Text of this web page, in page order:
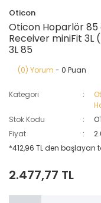
Oticon
Oticon Hoparlör 85
Receiver miniFit 3L
3L 85
(0) Yorum - 0 Puan
Kategori
Stok Kodu
Fiyat
*412,96 TL den başlayan
2.477,77 TL